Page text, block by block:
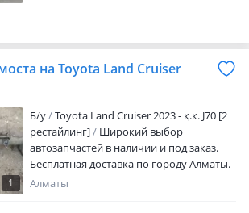
профессиональную установку с
гарантией.
кредит и рассрочка. Наличие,
совместимость и актуальную стоимость
профессиональная установка
автозапчастей, диагностика, ремонт и
техническое обслуживание
автомобилей. При установке запчастей
в нашем автосервисе предоставляется
на Toyota Land Cruiser
1
Б/y
Toyota Land Cruiser 2023 - қ.к. J70 [2
рестайлинг]
Широкий выбор
автозапчастей в наличии и под заказ.
Бесплатная доставка по городу Алматы.
Отправка в любые регионы Казахстана
Алматы